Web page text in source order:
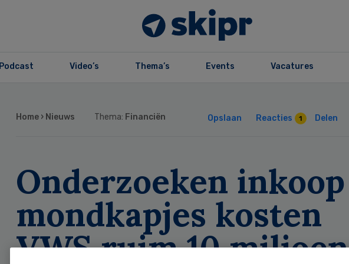
Podcast Video’s Thema’s Events Vacatures
Home › Nieuws Thema: Financiën Opslaan Reacties 1 Delen
Onderzoeken inkoop
mondkapjes kosten
VWS ruim 10 miljoen